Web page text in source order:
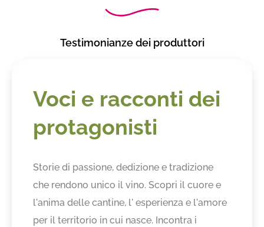
Testimonianze dei produttori
Voci e racconti dei
protagonisti
Storie di passione, dedizione e tradizione
che rendono unico il vino. Scopri il cuore e
l'anima delle cantine, l' esperienza e l'amore
per il territorio in cui nasce. Incontra i